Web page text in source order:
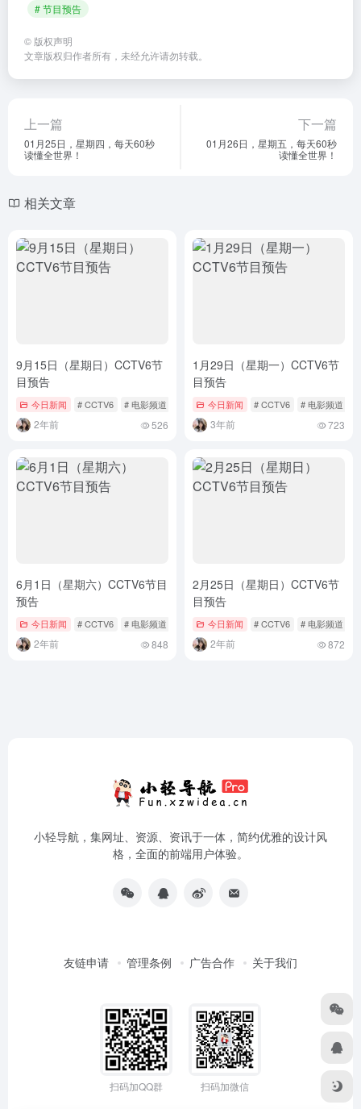
# 节目预告
© 版权声明
文章版权归作者所有，未经允许请勿转载。
上一篇
01月25日，星期四，每天60秒
读懂全世界！
下一篇
01月26日，星期五，每天60秒
读懂全世界！
相关文章
9月15日（星期日）CCTV6节
目预告
今日新闻 # CCTV6 # 电影频道 # 节目单
2年前 526
1月29日（星期一）CCTV6节
目预告
今日新闻 # CCTV6 # 电影频道
3年前 723
6月1日（星期六）CCTV6节目
预告
今日新闻 # CCTV6 # 电影频道 # 节目单
2年前 848
2月25日（星期日）CCTV6节
目预告
今日新闻 # CCTV6 # 电影频道
2年前 872
小轻导航，集网址、资源、资讯于一体，简约优雅的设计风
格，全面的前端用户体验。
友链申请 管理条例 广告合作 关于我们
扫码加QQ群 扫码加微信